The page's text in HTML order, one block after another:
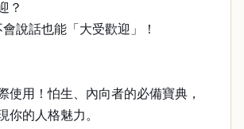
？
說話也能「大受歡迎」！
用！怕生、內向者的必備寶典，
你的人格魅力。